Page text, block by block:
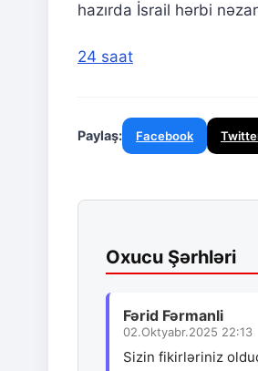
hazırda İsrail hərbi
24 saat
Paylaş: Facebook
Oxucu Şərhləri
Fərid Fərmanli
02.Oktyabr.2025 22:13
Sizin fikirləriniz